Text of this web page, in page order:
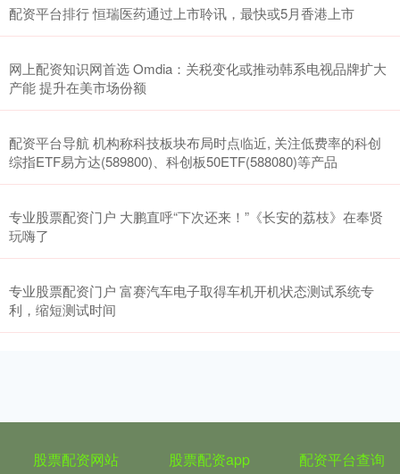
配资平台排行 恒瑞医药通过上市聆讯，最快或5月香港上市
网上配资知识网首选 Omdia：关税变化或推动韩系电视品牌扩大
产能 提升在美市场份额
配资平台导航 机构称科技板块布局时点临近, 关注低费率的科创
综指ETF易方达(589800)、科创板50ETF(588080)等产品
专业股票配资门户 大鹏直呼“下次还来！”《长安的荔枝》在奉贤
玩嗨了
专业股票配资门户 富赛汽车电子取得车机开机状态测试系统专
利，缩短测试时间
股票配资网站
股票配资app
配资平台查询